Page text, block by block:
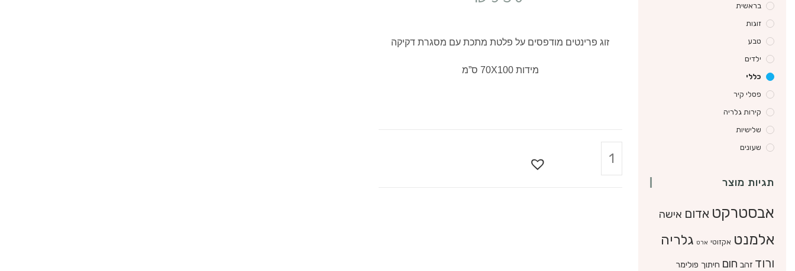
בראשית
זוגות
טבע
ילדים
כללי
פסלי קיר
קירות גלריה
שלישיות
שעונים
תגיות מוצר
אבסטרקט אדום אישה
אלמנט אקזוטי ארט גלריה
ורוד זהב חום חיתוך פולימר
זוג פרינטים מודפסים על פלטת מתכת עם מסגרת דקיקה
מידות 70X100 ס”מ